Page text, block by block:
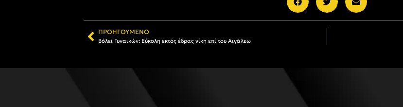
ΠΡΟΗΓΟΎΜΕΝΟ
Βόλεϊ Γυναικών: Εύκολη εκτός έδρας νίκη επί του Αιγάλεω